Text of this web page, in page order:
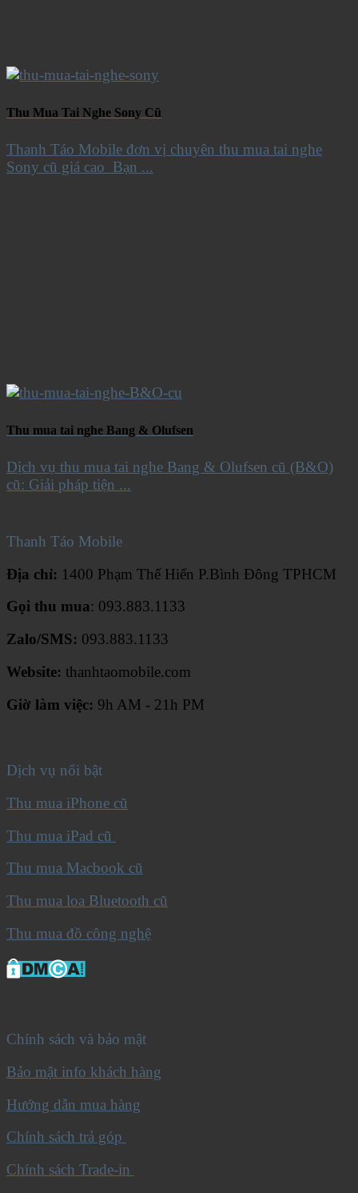
Thu Mua Tai Nghe Sony Cũ
Thanh Táo Mobile đơn vị chuyên thu mua tai nghe
Sony cũ giá cao Bạn ...
Thu mua tai nghe Bang & Olufsen
Dịch vụ thu mua tai nghe Bang & Olufsen cũ (B&O)
cũ: Giải pháp tiện ...
Thanh Táo Mobile
Địa chỉ: 1400 Phạm Thế Hiển P.Bình Đông TPHCM
Gọi thu mua: 093.883.1133
Zalo/SMS: 093.883.1133
Website: thanhtaomobile.com
Giờ làm việc: 9h AM - 21h PM
Dịch vụ nổi bật
Thu mua iPhone cũ
Thu mua iPad cũ
Thu mua Macbook cũ
Thu mua loa Bluetooth cũ
Thu mua đồ công nghệ
Chính sách và bảo mật
Bảo mật info khách hàng
Hướng dẫn mua hàng
Chính sách trả góp
Chính sách Trade-in